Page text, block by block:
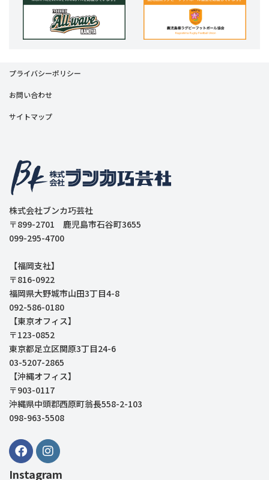
プライバシーポリシー
お問い合わせ
サイトマップ
株式会社ブンカ巧芸社
〒899-2701 鹿児島市石谷町3655
099-295-4700
【福岡支社】
〒816-0922
福岡県大野城市山田3丁目4-8
092-586-0180
【東京オフィス】
〒123-0852
東京都足立区関原3丁目24-6
03-5207-2865
【沖縄オフィス】
〒903-0117
沖縄県中頭郡西原町翁長558-2-103
098-963-5508
Instagram